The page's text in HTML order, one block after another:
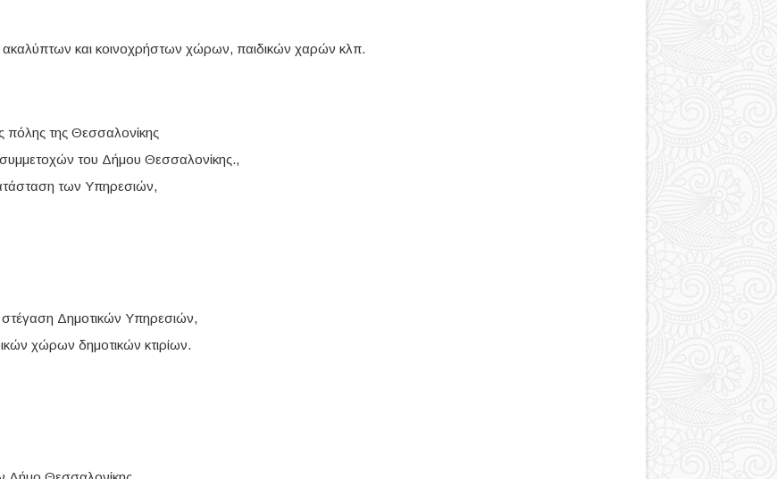
και κοινοχρήστων χώρων, παιδικών χαρών κλπ.
πόλης της Θεσσαλονίκης
του Δήμου Θεσσαλονίκης.,
των Υπηρεσιών,
Δημοτικών Υπηρεσιών,
χώρων δημοτικών κτιρίων.